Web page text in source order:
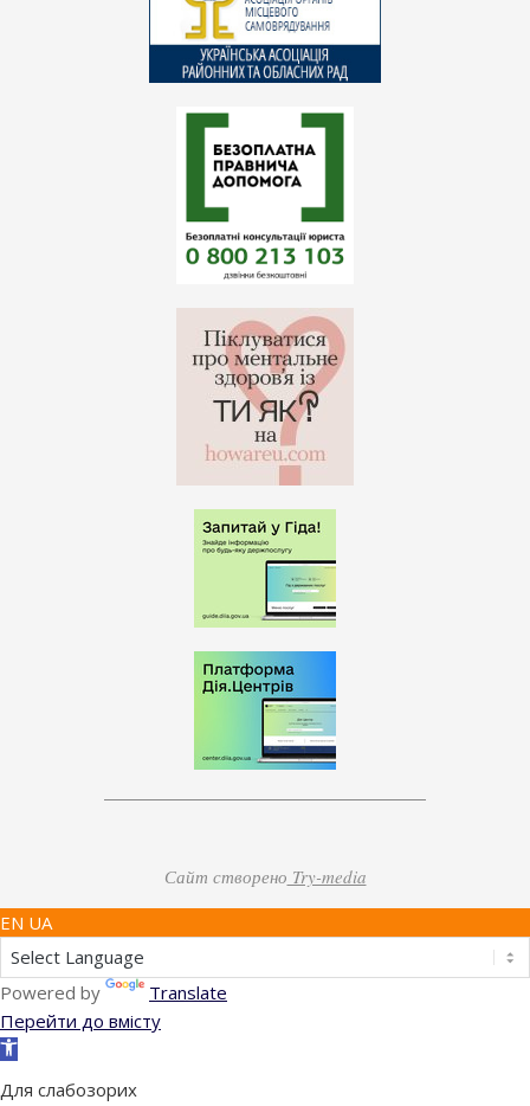
Сайт створено Try-media
EN UA
Powered by
Translate
Перейти до вмісту
Відкрити
Для слабозорих